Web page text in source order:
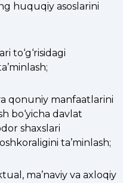
huquqiy asoslarini
to‘g‘risidagi
qonuniy manfaatlarini
bo‘yicha davlat
shaxslari
ta’minlash;
ma’naviy va axloqiy